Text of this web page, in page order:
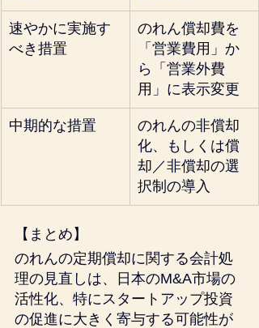
速やかに実施す
べき措置
のれん償却費を
「営業費用」か
ら「営業外費
用」に表示変更
中期的な措置
のれんの非償却
化、もしくは償
却／非償却の選
択制の導入
【まとめ】
のれんの定期償却に関する会計処
理の見直しは、日本のM&A市場の
活性化、特にスタートアップ投資
の促進に大きく寄与する可能性が